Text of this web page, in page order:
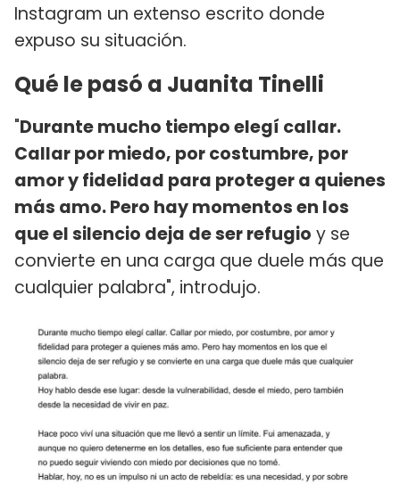
Instagram un extenso escrito donde
expuso su situación.
Qué le pasó a Juanita Tinelli
"Durante mucho tiempo elegí callar.
Callar por miedo, por costumbre, por
amor y fidelidad para proteger a quienes
más amo. Pero hay momentos en los
que el silencio deja de ser refugio y se
convierte en una carga que duele más que
cualquier palabra", introdujo.